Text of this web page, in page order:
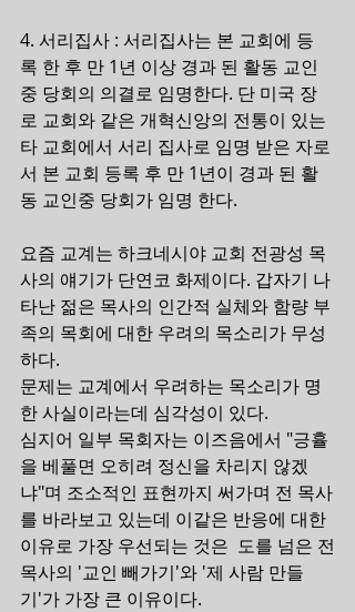
4. 서리집사 : 서리집사는 본 교회에 등
록 한 후 만 1년 이상 경과 된 활동 교인
중 당회의 의결로 임명한다. 단 미국 장
로 교회와 같은 개혁신앙의 전통이 있는
타 교회에서 서리 집사로 임명 받은 자로
서 본 교회 등록 후 만 1년이 경과 된 활
동 교인중 당회가 임명 한다.
요즘 교계는 하크네시야 교회 전광성 목
사의 얘기가 단연코 화제이다. 갑자기 나
타난 젊은 목사의 인간적 실체와 함량 부
족의 목회에 대한 우려의 목소리가 무성
하다.
문제는 교계에서 우려하는 목소리가 명
한 사실이라는데 심각성이 있다.
심지어 일부 목회자는 이즈음에서 "긍휼
을 베풀면 오히려 정신을 차리지 않겠
냐"며 조소적인 표현까지 써가며 전 목사
를 바라보고 있는데 이같은 반응에 대한
이유로 가장 우선되는 것은  도를 넘은 전
목사의 '교인 빼가기'와 '제 사람 만들
기'가 가장 큰 이유이다.